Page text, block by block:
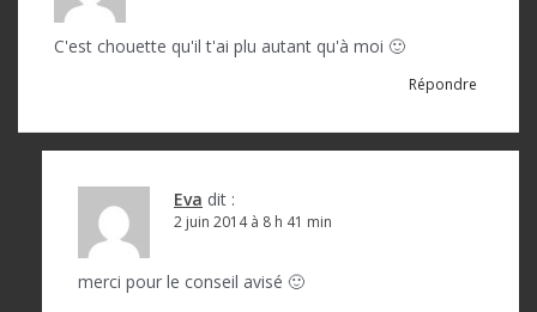
C'est chouette qu'il t'ai plu autant qu'à moi 🙂
Répondre
Eva dit :
2 juin 2014 à 8 h 41 min
merci pour le conseil avisé 🙂